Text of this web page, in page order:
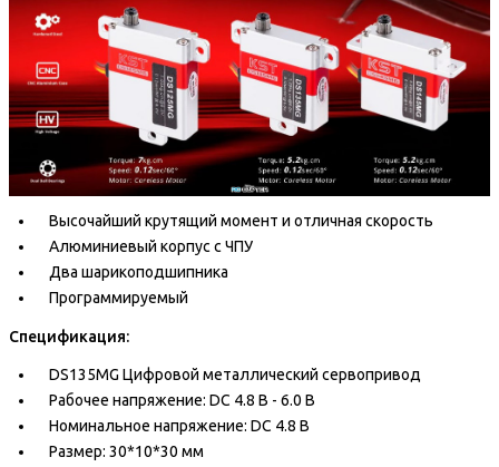
Высочайший крутящий момент и отличная скорость
Алюминиевый корпус с ЧПУ
Два шарикоподшипника
Программируемый
Спецификация:
DS135MG Цифровой металлический сервопривод
Рабочее напряжение: DC 4.8 В - 6.0 В
Номинальное напряжение: DC 4.8 В
Размер: 30*10*30 мм